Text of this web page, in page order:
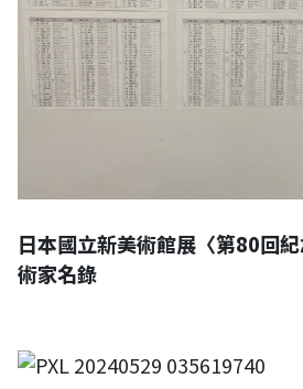
日本國立新美術館展〈第80回
術家名錄